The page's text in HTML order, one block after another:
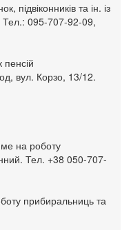
підвіконників та ін. із
Тел.: 095-707-92-09,
пенсій
вул. Корзо, 13/12.
на роботу
Тел. +38 050-707-
прибиральниць та